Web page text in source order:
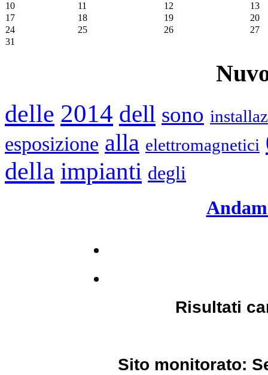
10
11 12
13
17
18 19
20
24
25 26
27
31
delle 2014 dell sono
esposizione alla elettromagnetici
della impianti degli
Risultati
Sito monitorato: